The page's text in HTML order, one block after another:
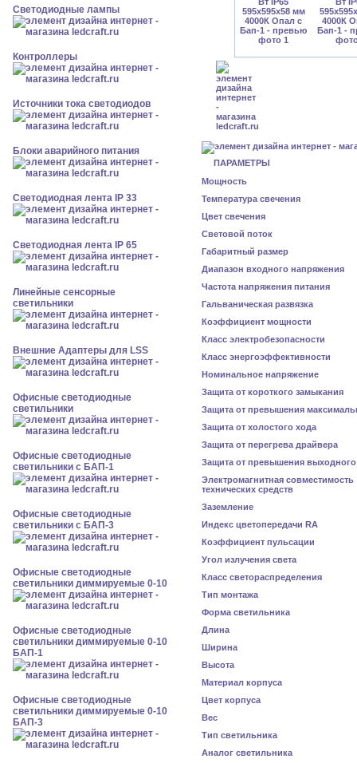
Светодиодные лампы
Контроллеры
Источники тока светодиодов
Блоки аварийного питания
Светодиодная лента IP 33
Светодиодная лента IP 65
Линейные сенсорные
светильники
Внешние Адаптеры для LSS
Офисные светодиодные
светильники
Офисные светодиодные
светильники с БАП-1
Офисные светодиодные
светильники с БАП-3
Офисные светодиодные
светильники диммируемые 0-10
Офисные светодиодные
светильники диммируемые 0-10
БАП-1
Офисные светодиодные
светильники диммируемые 0-10
БАП-3
ПАРАМЕТРЫ
Мощность
Температура свечения
Цвет свечения
Световой поток
Габаритный размер
Диапазон входного напряжения
Частота напряжения питания
Гальваническая развязка
Коэффициент мощности
Класс электробезопасности
Класс энергоэффективности
Номинальное напряжение
Защита от короткого замыкания
Защита от превышения
Защита от холостого хода
Защита от перегрева драйвера
Защита от превышения
Электромагнитная совместимость
технических средств
Заземление
Индекс цветопередачи RA
Коэффициент пульсации
Угол излучения света
Класс светораспределения
Тип монтажа
Форма светильника
Длина
Ширина
Высота
Материал корпуса
Цвет корпуса
Вес
Тип светильника
Аналог светильника